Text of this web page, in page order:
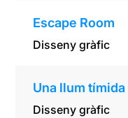
Escape Room
Disseny gràfic
Una llum tímida
Disseny gràfic